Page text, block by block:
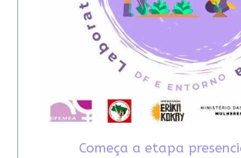
Começa a etapa